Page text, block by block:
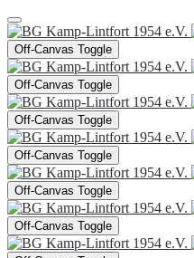
Off-Canvas Toggle
Off-Canvas Toggle
Off-Canvas Toggle
Off-Canvas Toggle
Off-Canvas Toggle
Off-Canvas Toggle